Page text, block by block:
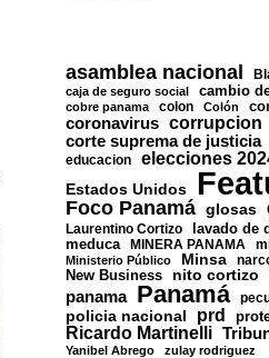
asamblea nacional
caja de seguro social cambio
cobre panama
colon Colón
coronavirus corrupcion
corte suprema de justicia
educacion elecciones
Estados Unidos
Foco Panamá glosas
Laurentino Cortizo lavado de
meduca MINERA PANAMA
Ministerio Público Minsa
New Business
nito cortizo
panama Panamá
policia nacional prd
Ricardo Martinelli
Yanibel Abrego zulay rodriguez